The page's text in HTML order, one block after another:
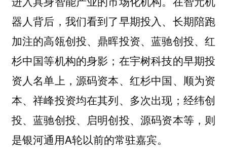
器人背后，我们看到了早期投入、长期陪跑
加注的高瓴创投、鼎晖投资、蓝驰创投、红
杉中国等机构的身影；在宇树科技的早期投
资人名单上，源码资本、红杉中国、顺为资
本、祥峰投资均在其列、多次出现；经纬创
投、蓝驰创投、启明创投、源码资本等，则
是银河通用A轮以前的常驻嘉宾。